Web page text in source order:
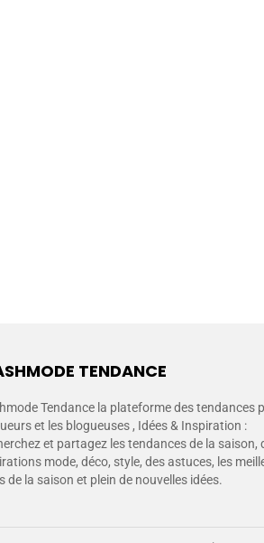
TENDANCE
Tendance la plateforme des tendances
et les blogueuses , Idées & Inspiration :
et partagez les tendances de la saison,
mode, déco, style, des astuces, les
de la saison et plein de nouvelles idées.